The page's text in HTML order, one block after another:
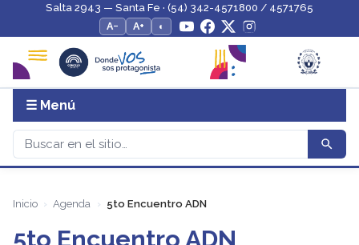
Salta 2943 — Santa Fe · (54) 342-4571800 / 4571765
A−
A+ ◐
☰ Menú
Inicio Agenda 5to Encuentro ADN
5to Encuentro ADN